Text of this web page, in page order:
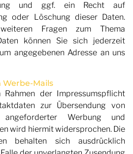
und ggf. ein Recht auf
oder Löschung dieser Daten.
Fragen zum Thema
können Sie sich jederzeit
angegebenen Adresse an uns
Mails
der Impressumspflicht
zur Übersendung von
Werbung und
wird hiermit widersprochen. Die
behalten sich ausdrücklich